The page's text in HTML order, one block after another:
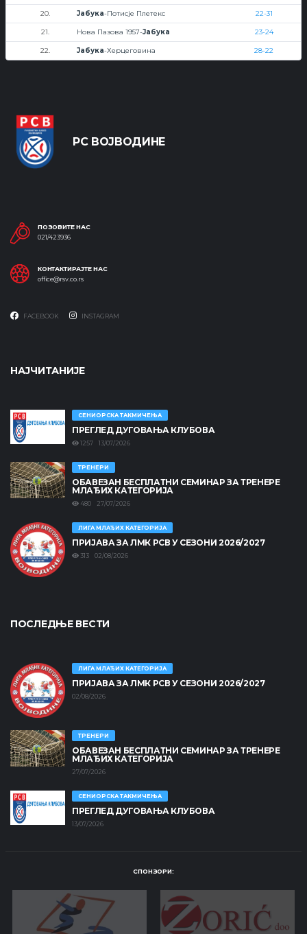
20. Јабука-Потисје Плетекс 22-31
21. Нова Пазова 1957-Јабука 23-24
22. Јабука-Херцеговина 28-22
РС ВОЈВОДИНЕ
ПОЗОВИТЕ НАС
021/423936
КОНТАКТИРАЈТЕ НАС
office@rsv.co.rs
FACEBOOK INSTAGRAM
НАЈЧИТАНИЈЕ
СЕНИОРСКА ТАКМИЧЕЊА
ПРЕГЛЕД ДУГОВАЊА КЛУБОВА
1257 13/07/2026
ТРЕНЕРИ
ОБАВЕЗАН БЕСПЛАТНИ СЕМИНАР ЗА ТРЕНЕРЕ
МЛАЂИХ КАТЕГОРИЈА
480 27/07/2026
ЛИГА МЛАЂИХ КАТЕГОРИЈА
ПРИЈАВА ЗА ЛМК РСВ У СЕЗОНИ 2026/2027
313 02/08/2026
ПОСЛЕДЊЕ ВЕСТИ
ЛИГА МЛАЂИХ КАТЕГОРИЈА
ПРИЈАВА ЗА ЛМК РСВ У СЕЗОНИ 2026/2027
02/08/2026
ТРЕНЕРИ
ОБАВЕЗАН БЕСПЛАТНИ СЕМИНАР ЗА ТРЕНЕРЕ
МЛАЂИХ КАТЕГОРИЈА
27/07/2026
СЕНИОРСКА ТАКМИЧЕЊА
ПРЕГЛЕД ДУГОВАЊА КЛУБОВА
13/07/2026
СПОНЗОРИ: